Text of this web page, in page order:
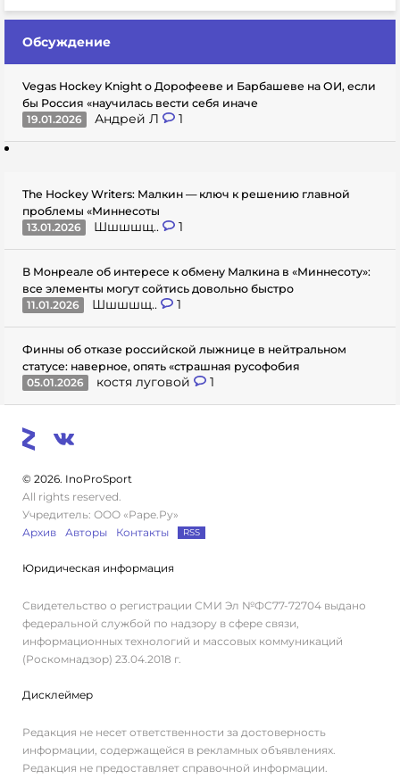
Обсуждение
Vegas Hockey Knight о Дорофееве и Барбашеве на ОИ, если
бы Россия «научилась вести себя иначе
19.01.2026
Андрей Л 1
The Hockey Writers: Малкин — ключ к решению главной
проблемы «Миннесоты
13.01.2026
Шшшшщ.. 1
В Монреале об интересе к обмену Малкина в «Миннесоту»:
все элементы могут сойтись довольно быстро
11.01.2026
Шшшшщ.. 1
Финны об отказе российской лыжнице в нейтральном
статусе: наверное, опять «страшная русофобия
05.01.2026
костя луговой 1
© 2026. InoProSport
All rights reserved.
Учредитель: ООО «Раре.Ру»
Архив
Авторы Контакты RSS
Юридическая информация
Свидетельство о регистрации СМИ Эл №ФС77-72704 выдано
федеральной службой по надзору в сфере связи,
информационных технологий и массовых коммуникаций
(Роскомнадзор) 23.04.2018 г.
Дисклеймер
Редакция не несет ответственности за достоверность
информации, содержащейся в рекламных объявлениях.
Редакция не предоставляет справочной информации.